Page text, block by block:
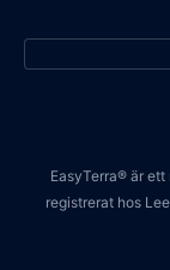
EasyTerra® är ett
registrerat hos